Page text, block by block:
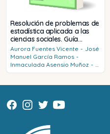
Resolución de problemas de
estadística aplicada a las
ciencias sociales. Guía
didáctica para profesores y
alumnos
Aurora Fuentes Vicente - José
Manuel García Ramos -
Inmaculada Asensio Muñoz -
M.ª J. Fernández Díaz